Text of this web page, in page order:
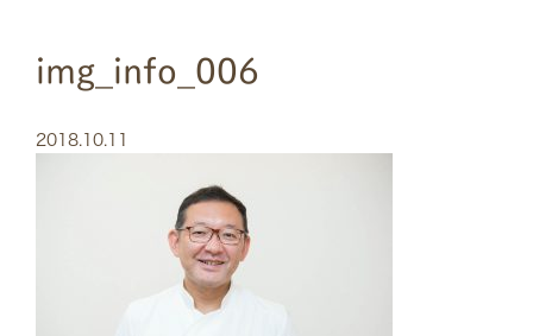
img_info_006
2018.10.11